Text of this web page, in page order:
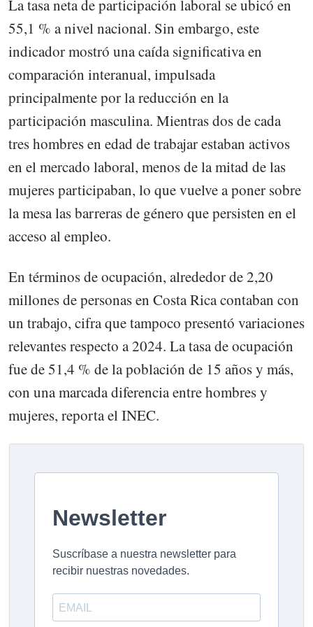
La tasa neta de participación laboral se ubicó en
55,1 % a nivel nacional. Sin embargo, este
indicador mostró una caída significativa en
comparación interanual, impulsada
principalmente por la reducción en la
participación masculina. Mientras dos de cada
tres hombres en edad de trabajar estaban activos
en el mercado laboral, menos de la mitad de las
mujeres participaban, lo que vuelve a poner sobre
la mesa las barreras de género que persisten en el
acceso al empleo.
En términos de ocupación, alrededor de 2,20
millones de personas en Costa Rica contaban con
un trabajo, cifra que tampoco presentó variaciones
relevantes respecto a 2024. La tasa de ocupación
fue de 51,4 % de la población de 15 años y más,
con una marcada diferencia entre hombres y
mujeres, reporta el INEC.